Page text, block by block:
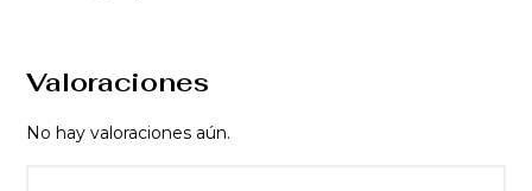
Valoraciones
No hay valoraciones aún.